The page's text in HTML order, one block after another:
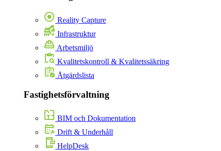
Reality Capture
Infrastruktur
Arbetsmiljö
Kvalitetskontroll & Kvalitetssäkring
Åtgärdslista
Fastighetsförvaltning
BIM och Dokumentation
Drift & Underhåll
HelpDesk